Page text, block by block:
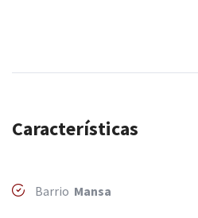
Características
Barrio Mansa